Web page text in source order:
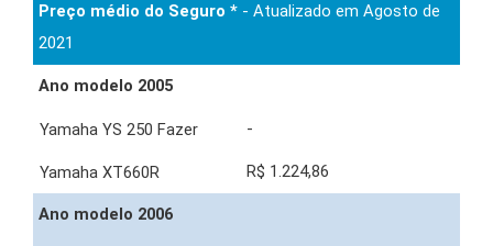
Preço médio do Seguro * - Atualizado em Agosto de
2021
Ano modelo 2005
-
R$ 1.224,86
Ano modelo 2006